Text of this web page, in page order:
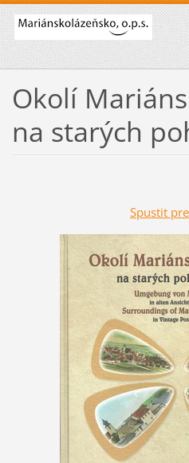
Okolí
na starých
Spustit